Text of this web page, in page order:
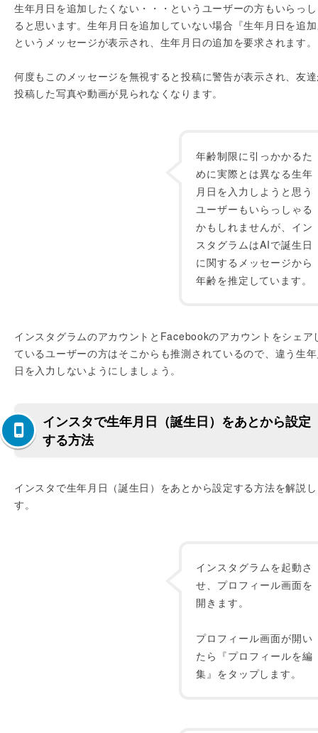
生年月日を追加したくない・・・というユーザーの方もいらっ
ると思います。生年月日を追加していない場合『生年月日を追
というメッセージが表示され、生年月日の追加を要求されます。
何度もこのメッセージを無視すると投稿に警告が表示され、友
投稿した写真や動画が見られなくなります。
年齢制限に引っかかるた
めに実際とは異なる生年
月日を入力しようと思う
ユーザーもいらっしゃる
かもしれませんが、イン
スタグラムはAIで誕生日
に関するメッセージから
年齢を推定しています。
インスタグラムのアカウントとFacebookのアカウントをシェア
ているユーザーの方はそこからも推測されているので、違う生
日を入力しないようにしましょう。
インスタで生年月日（誕生日）をあとから設定
する方法
インスタで生年月日（誕生日）をあとから設定する方法を解説
す。
インスタグラムを起動さ
せ、プロフィール画面を
開きます。
プロフィール画面が開い
たら『プロフィールを編
集』をタップします。